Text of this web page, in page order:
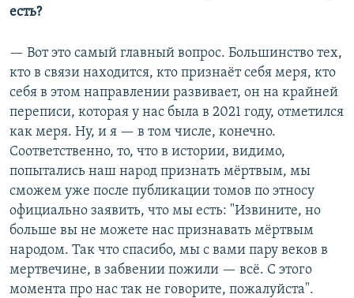
есть?
— Вот это самый главный вопрос. Большинство тех,
кто в связи находится, кто признаёт себя меря, кто
себя в этом направлении развивает, он на крайней
переписи, которая у нас была в 2021 году, отметился
как меря. Ну, и я — в том числе, конечно.
Соответственно, то, что в истории, видимо,
попытались наш народ признать мёртвым, мы
сможем уже после публикации томов по этносу
официально заявить, что мы есть: "Извините, но
больше вы не можете нас признавать мёртвым
народом. Так что спасибо, мы с вами пару веков в
мертвечине, в забвении пожили — всё. С этого
момента про нас так не говорите, пожалуйста".